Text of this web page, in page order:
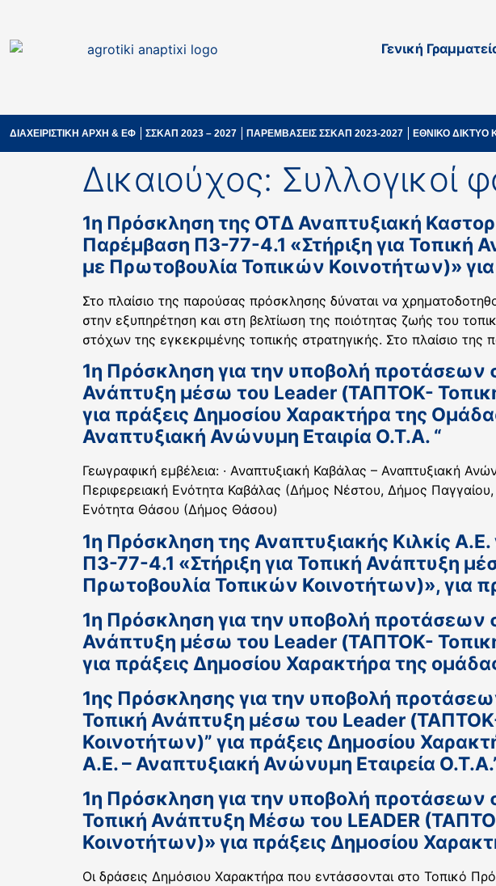
Γενική
ΔΙΑΧΕΙΡΙΣΤΙΚΗ ΑΡΧΗ & ΕΦ ΣΣΚΑΠ 2023 – 2027 ΠΑΡΕΜΒΑΣΕΙΣ ΣΣΚΑΠ 2023-2027 ΕΘΝΙΚΟ ΔΙΚΤΥΟ
Δικαιούχος: Συλλογικοί
1η Πρόσκληση της ΟΤΔ Αναπτυξιακή
Παρέμβαση Π3-77-4.1 «Στήριξη για
με Πρωτοβουλία Τοπικών Κοινοτήτων)»
Στο πλαίσιο της παρούσας πρόσκλησης δύναται να
στην εξυπηρέτηση και στη βελτίωση της ποιότητας ζωής του
στόχων της εγκεκριμένης τοπικής στρατηγικής. Στο πλαίσιο
1η Πρόσκληση για την υποβολή προτάσεων
Ανάπτυξη μέσω του Leader (ΤΑΠΤΟΚ-
για πράξεις Δημοσίου Χαρακτήρα της
Αναπτυξιακή Ανώνυμη Εταιρία Ο.Τ.Α. “
Γεωγραφική εμβέλεια: · Αναπτυξιακή Καβάλας – Αναπτυξιακή
Περιφερειακή Ενότητα Καβάλας (Δήμος Νέστου, Δήμος
Ενότητα Θάσου (Δήμος Θάσου)
1η Πρόσκληση της Αναπτυξιακής Κιλκίς
Π3-77-4.1 «Στήριξη για Τοπική Ανάπτυξη
Πρωτοβουλία Τοπικών Κοινοτήτων)», για
1η Πρόσκληση για την υποβολή προτάσεων
Ανάπτυξη μέσω του Leader (ΤΑΠΤΟΚ-
για πράξεις Δημοσίου Χαρακτήρα της
1ης Πρόσκλησης για την υποβολή
Τοπική Ανάπτυξη μέσω του Leader
Κοινοτήτων)” για πράξεις Δημοσίου
Α.Ε. – Αναπτυξιακή Ανώνυμη Εταιρεία
1η Πρόσκληση για την υποβολή προτάσεων
Τοπική Ανάπτυξη Μέσω του LEADER
Κοινοτήτων)» για πράξεις Δημοσίου
Οι δράσεις Δημόσιου Χαρακτήρα που εντάσσονται στο Τοπικό